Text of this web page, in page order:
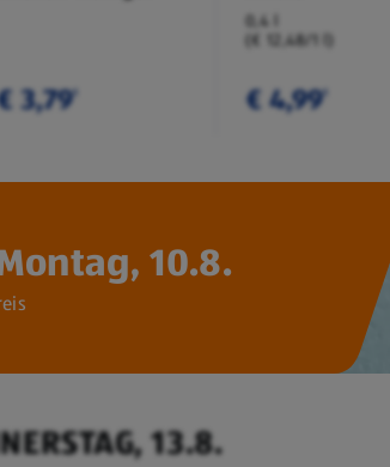
3,79¹
0,4 l
(€ 12,48/1 l)
€ 4,99¹
10.8.
13.8.